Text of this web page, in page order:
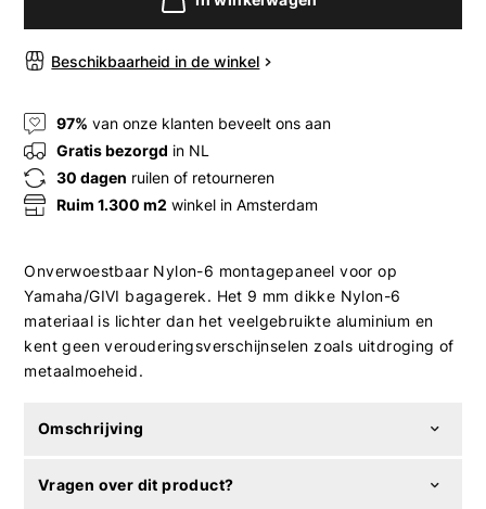
Beschikbaarheid in de winkel
97% van onze klanten beveelt ons aan
Gratis bezorgd in NL
30 dagen ruilen of retourneren
Ruim 1.300 m2 winkel in Amsterdam
Onverwoestbaar Nylon-6 montagepaneel voor op
Yamaha/GIVI bagagerek. Het 9 mm dikke Nylon-6
materiaal is lichter dan het veelgebruikte aluminium en
kent geen verouderingsverschijnselen zoals uitdroging of
metaalmoeheid.
Omschrijving
Vragen over dit product?